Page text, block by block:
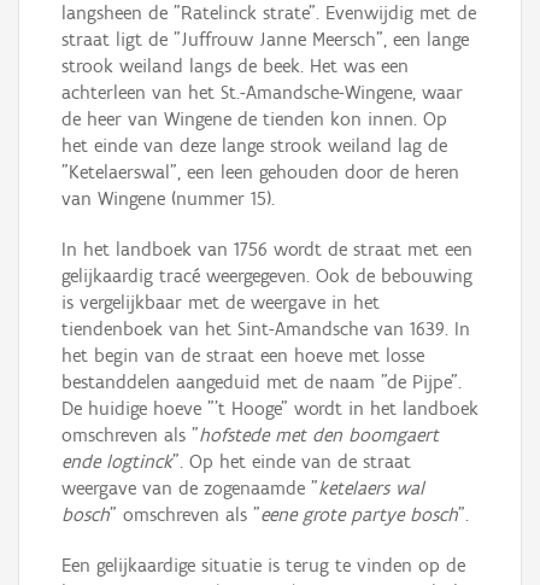
langsheen de "Ratelinck strate". Evenwijdig met de
straat ligt de "Juffrouw Janne Meersch", een lange
strook weiland langs de beek. Het was een
achterleen van het St.-Amandsche-Wingene, waar
de heer van Wingene de tienden kon innen. Op
het einde van deze lange strook weiland lag de
"Ketelaerswal", een leen gehouden door de heren
van Wingene (nummer 15).
In het landboek van 1756 wordt de straat met een
gelijkaardig tracé weergegeven. Ook de bebouwing
is vergelijkbaar met de weergave in het
tiendenboek van het Sint-Amandsche van 1639. In
het begin van de straat een hoeve met losse
bestanddelen aangeduid met de naam "de Pijpe".
De huidige hoeve "'t Hooge" wordt in het landboek
omschreven als "hofstede met den boomgaert
ende logtinck". Op het einde van de straat
weergave van de zogenaamde "ketelaers wal
bosch" omschreven als "eene grote partye bosch".
Een gelijkaardige situatie is terug te vinden op de